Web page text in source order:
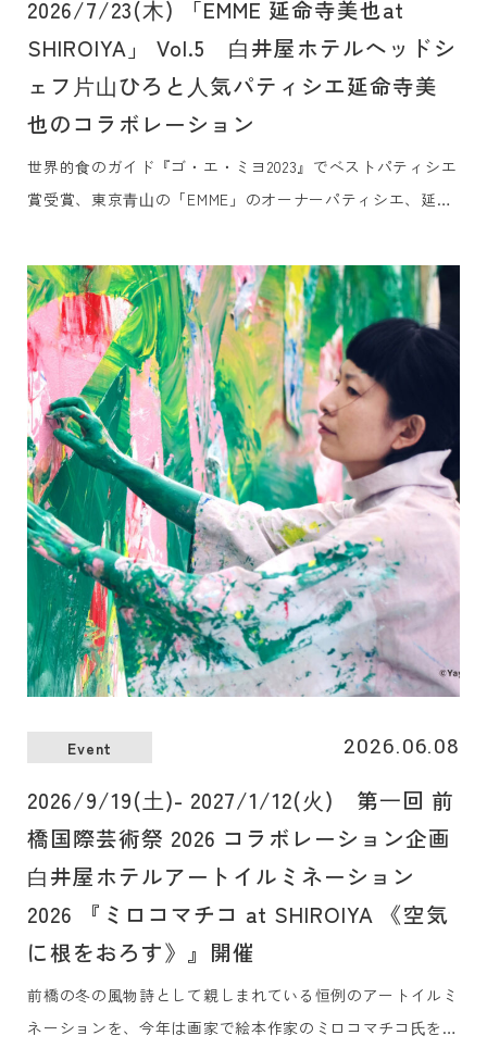
2026/7/23(⽊) 「EMME 延命寺美也at
SHIROIYA」 Vol.5 ⽩井屋ホテルヘッドシ
ェフ⽚⼭ひろと⼈気パティシエ延命寺美
也のコラボレーション
世界的⾷のガイド『ゴ・エ・ミヨ2023』でベストパティシエ
賞受賞、東京⻘⼭の「EMME」のオーナーパティシエ、延命
井屋ザ・レストラン」のヘッドシェフ、⽚⼭ひろとの⼀夜限
りの贅沢なコラボレーションディナーをご提供します。群⾺
の⼤⾃然の恵みを知り尽くした⽚⼭の料理「上州キュイジー
ヌ」と延命寺⽒による⾷材の組み合わせの妙を⽣かした記憶
に残る「アシェットデセール（その場でつくる⽫盛りデザー
ト）」を、ライブ感あふれるオープンキッチンにてお楽しみ
いただきます。共に『ゴ・エ・ミヨ』に毎年掲載されている
パティシエとシェフのコラボレーションを通じて、この⽇、
この場所だけで味わえる、かけがえのないひとときをご堪能
ください。
Event 2026.06.08
2026/9/19(⼟)- 2027/1/12(⽕) 第⼀回 前
橋国際芸術祭 2026 コラボレーション企画
⽩井屋ホテルアートイルミネーション
2026 『ミロコマチコ at SHIROIYA 《空気
に根をおろす》』開催
前橋の冬の⾵物詩として親しまれている恒例のアートイルミ
ネーションを、今年は画家で絵本作家のミロコマチコ⽒を奄